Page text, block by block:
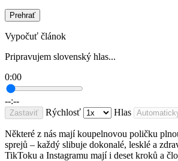
Prehrať
Vypočuť článok
Pripravujem slovenský hlas...
0:00
--:--
Zastaviť Rýchlosť Hlas
Některé z nás mají koupelnovou poličku
sprejů – každý slibuje dokonalé, lesklé a
TikToku a Instagramu mají i deset kroků a